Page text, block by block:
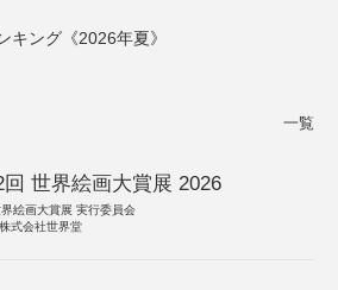
キング《2026年夏》
一覧
回 世界絵画大賞展 2026
絵画大賞展 実行委員会
式会社世界堂